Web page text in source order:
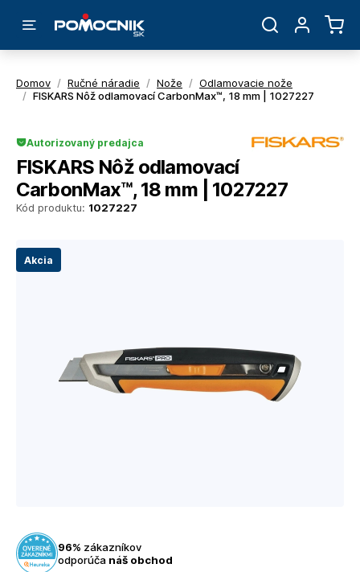
Domov / Ručné náradie / Nože / Odlamovacie nože
/ FISKARS Nôž odlamovací CarbonMax™, 18 mm | 1027227
Akcia
Kód produktu: 1027227
Autorizovaný predajca
FISKARS Nôž odlamovací
CarbonMax™, 18 mm | 1027227
96% zákazníkov
odporúča náš obchod